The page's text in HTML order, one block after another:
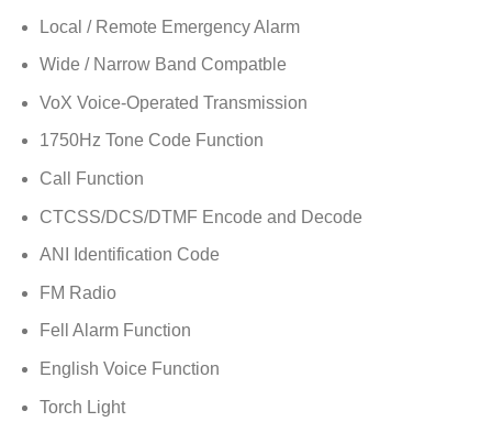
Local / Remote Emergency Alarm
Wide / Narrow Band Compatble
VoX Voice-Operated Transmission
1750Hz Tone Code Function
Call Function
CTCSS/DCS/DTMF Encode and Decode
ANI Identification Code
FM Radio
Fell Alarm Function
English Voice Function
Torch Light